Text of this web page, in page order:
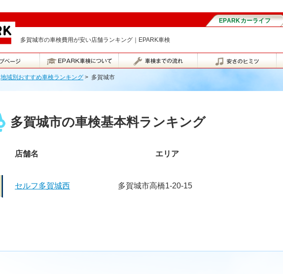
多賀城市の車検費用が安い店舗ランキング｜EPARK車検
地域別おすすめ車検ランキング > 多賀城市
多賀城市の車検基本料ランキング
店舗名 エリア
セルフ多賀城西 多賀城市高橋1-20-15